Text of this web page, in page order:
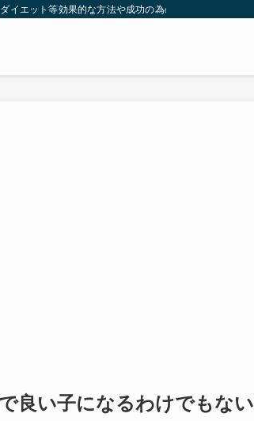
イエット等効果的な方法や成功の為の秘訣等。太った
良い子になるわけでもない